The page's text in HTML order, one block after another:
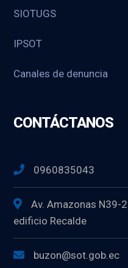
SIOTUGS
IPSOT
Canales de denuncia
CONTÁCTANOS
0960835043
Av. Amazonas N39-
edificio Recalde
buzon@sot.gob.ec